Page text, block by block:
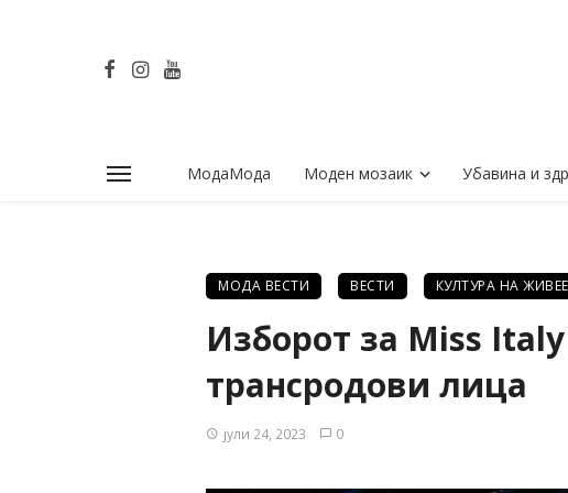
МодаМода Моден мозаик Убавина и
МОДА ВЕСТИ ВЕСТИ КУЛТУРА НА
Изборот за Miss
трансродови лица
јули 24, 2023 0